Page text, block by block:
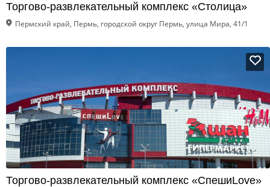
Торгово-развлекательный комплекс «Столица»
Пермский край, Пермь, городской округ Пермь, улица Мира, 41/1
Торгово-развлекательный комплекс «СпешиLove»